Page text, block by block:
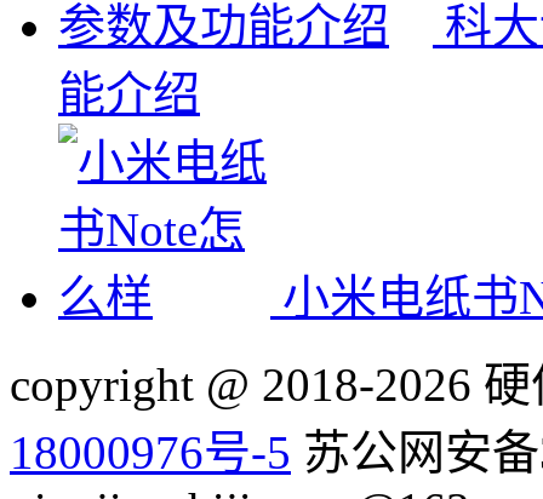
科
能介绍
小米电纸书
copyright @ 2018-2026
18000976号-5 苏公网安